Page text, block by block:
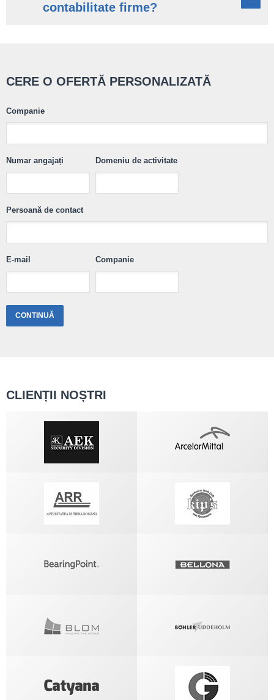
contabilitate firme?
CERE O OFERTĂ PERSONALIZATĂ
Companie
Numar angajați Domeniu de activitate
Persoană de contact
E-mail Companie
CLIENȚII NOȘTRI